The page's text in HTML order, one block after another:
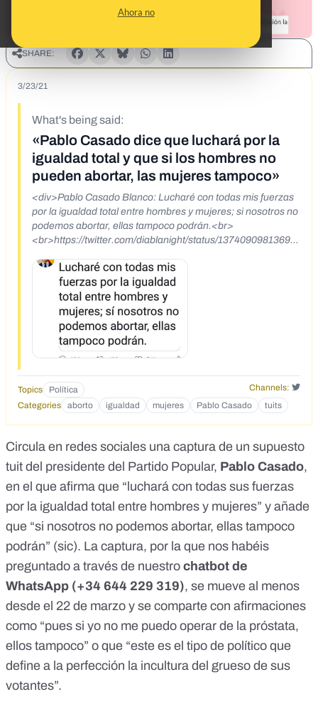
Ahora no
SHARE:
3/23/21
What's being said:
«Pablo Casado dice que luchará por la
igualdad total y que si los hombres no
pueden abortar, las mujeres tampoco»
<div>Pablo Casado Blanco: Lucharé con todas mis fuerzas
por la igualdad total entre hombres y mujeres; si nosotros no
podemos abortar, ellas tampoco podrán.<br>
<br>https://twitter.com/diablanight/status/13740909813693
Topics Política
Channels:
Categories
aborto igualdad mujeres Pablo Casado tuits
Circula en redes sociales una captura de un supuesto
tuit del presidente del Partido Popular, Pablo Casado,
en el que afirma que “luchará con todas sus fuerzas
por la igualdad total entre hombres y mujeres” y añade
que “si nosotros no podemos abortar, ellas tampoco
podrán” (sic). La captura, por la que nos habéis
preguntado a través de nuestro chatbot de
WhatsApp (+34 644 229 319), se mueve al menos
desde el 22 de marzo y se comparte con afirmaciones
como “pues si yo no me puedo operar de la próstata,
ellos tampoco” o que “este es el tipo de político que
define a la perfección la incultura del grueso de sus
votantes”.